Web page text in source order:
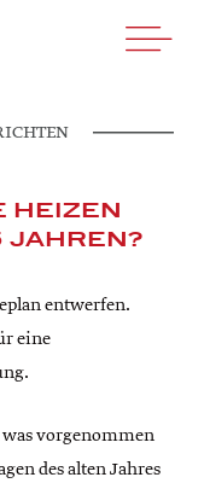
KONTAKT
HEIZEN
JAHREN?
entwerfen.
eine
vorgenommen
des alten Jahres